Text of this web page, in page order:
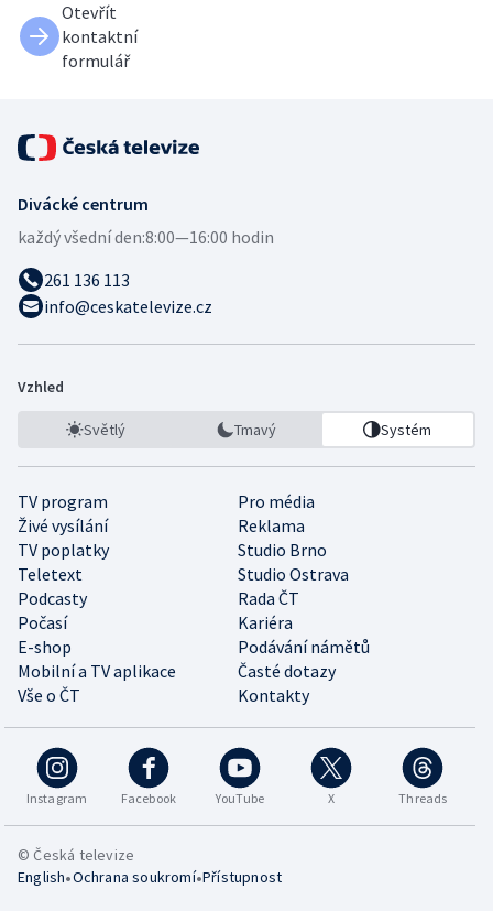
Otevřít
kontaktní
formulář
Divácké centrum
každý všední den:8:00—16:00 hodin
261 136 113
info@ceskatelevize.cz
Vzhled
Světlý Tmavý Systém
TV program
Pro média
Živé vysílání
Reklama
TV poplatky
Studio Brno
Teletext
Studio Ostrava
Podcasty
Rada ČT
Počasí
Kariéra
E-shop
Podávání námětů
Mobilní a TV aplikace
Časté dotazy
Vše o ČT
Kontakty
Instagram Facebook YouTube X Threads
© Česká televize
English•Ochrana soukromí•Přístupnost